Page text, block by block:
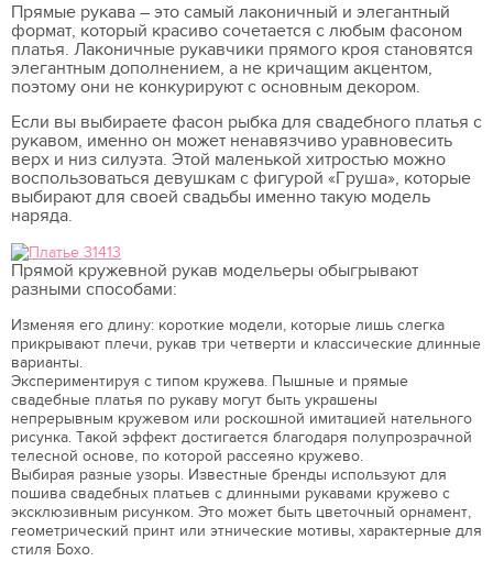
Прямые рукава – это самый лаконичный и элегантный
формат, который красиво сочетается с любым фасоном
платья. Лаконичные рукавчики прямого кроя становятся
элегантным дополнением, а не кричащим акцентом,
поэтому они не конкурируют с основным декором.
Если вы выбираете фасон рыбка для свадебного платья с
рукавом, именно он может ненавязчиво уравновесить
верх и низ силуэта. Этой маленькой хитростью можно
воспользоваться девушкам с фигурой «Груша», которые
выбирают для своей свадьбы именно такую модель
наряда.
Прямой кружевной рукав модельеры обыгрывают
разными способами:
Изменяя его длину: короткие модели, которые лишь слегка
прикрывают плечи, рукав три четверти и классические длинные
варианты.
Экспериментируя с типом кружева. Пышные и прямые
свадебные платья по рукаву могут быть украшены
непрерывным кружевом или роскошной имитацией нательного
рисунка. Такой эффект достигается благодаря полупрозрачной
телесной основе, по которой рассеяно кружево.
Выбирая разные узоры. Известные бренды используют для
пошива свадебных платьев с длинными рукавами кружево с
эксклюзивным рисунком. Это может быть цветочный орнамент,
геометрический принт или этнические мотивы, характерные для
стиля Бохо.